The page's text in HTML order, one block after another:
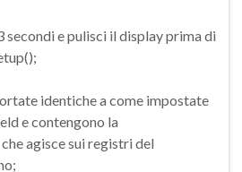
e pulisci il display prima di
identiche a come impostate
e contengono la
che agisce sui registri del